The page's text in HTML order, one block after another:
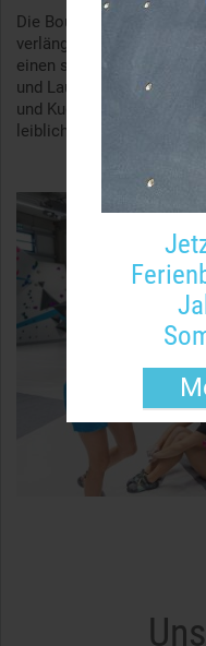
Die Boulderwelt ist für
verlängertes
einen separaten
und Laune toben können.
und Kuchen, kleinen
leibliche Wohl gesorgt.